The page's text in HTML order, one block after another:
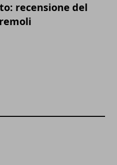
recensione del